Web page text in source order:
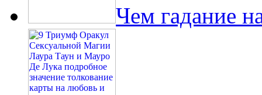
Чем гадание